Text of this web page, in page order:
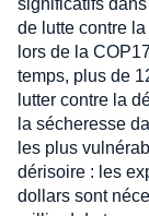
significatifs dans
de lutte contre
lors de la
temps, plus de
lutter contre la
la sécheresse
les plus
dérisoire : les
dollars sont